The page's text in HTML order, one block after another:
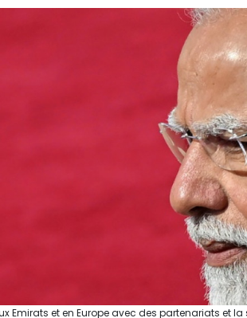
Emirats et en Europe avec des partenariats et